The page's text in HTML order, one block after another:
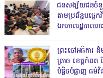
ជនសង្ស័យជនចំនួន
តាមប្រព័ន្ធបច្ចេ
ឯកភាពរដ្ឋបាលរ
ព្រះចៅអធិការ
ត្រាច ខេត្តកំព
បំផ្លិចបំផ្លាញ ធម៌